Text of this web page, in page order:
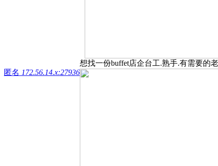
匿名 172.56.14.x:27936
想找一份buffet店企台工.熟手.有需要的